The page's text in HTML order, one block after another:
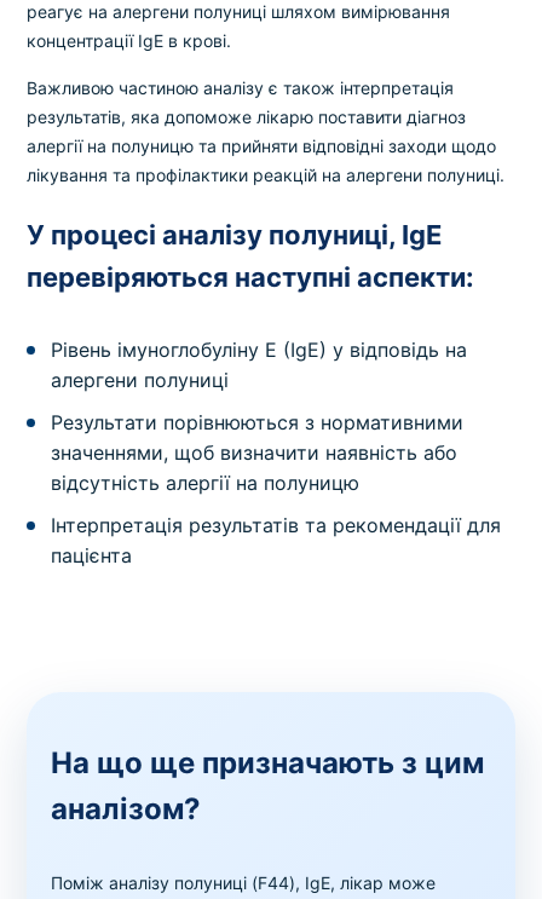
реагує на алергени полуниці шляхом вимірювання
концентрації IgE в крові.
Важливою частиною аналізу є також інтерпретація
результатів, яка допоможе лікарю поставити діагноз
алергії на полуницю та прийняти відповідні заходи щодо
лікування та профілактики реакцій на алергени полуниці.
У процесі аналізу полуниці, IgE
перевіряються наступні аспекти:
Рівень імуноглобуліну E (IgE) у відповідь на
алергени полуниці
Результати порівнюються з нормативними
значеннями, щоб визначити наявність або
відсутність алергії на полуницю
Інтерпретація результатів та рекомендації для
пацієнта
На що ще призначають з цим
аналізом?
Поміж аналізу полуниці (F44), IgE, лікар може